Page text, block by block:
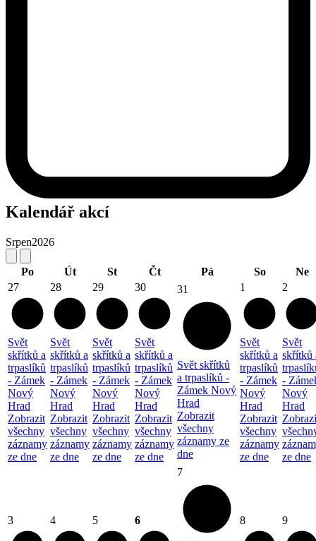
Kalendář akcí
Srpen2026
Po Út St Čt Pá So
Ne
27
Svět
skřítků a
trpaslíků
- Zámek
Nový
Hrad
Zobrazit
všechny
záznamy
ze dne
28
Svět
skřítků a
trpaslíků
- Zámek
Nový
Hrad
Zobrazit
všechny
záznamy
ze dne
29
Svět
skřítků a
trpaslíků
- Zámek
Nový
Hrad
Zobrazit
všechny
záznamy
ze dne
30
Svět
skřítků a
trpaslíků
- Zámek
Nový
Hrad
Zobrazit
všechny
záznamy
ze dne
31
Svět skřítků
a trpaslíků -
Zámek Nový
Hrad
Zobrazit
všechny
záznamy ze
dne
1
Svět
skřítků a
trpaslíků
- Zámek
Nový
Hrad
Zobrazit
všechny
záznamy
ze dne
2
Svět
skřítků
-
Nový
Hrad
ze dne
3 4 5 6
7
8 9